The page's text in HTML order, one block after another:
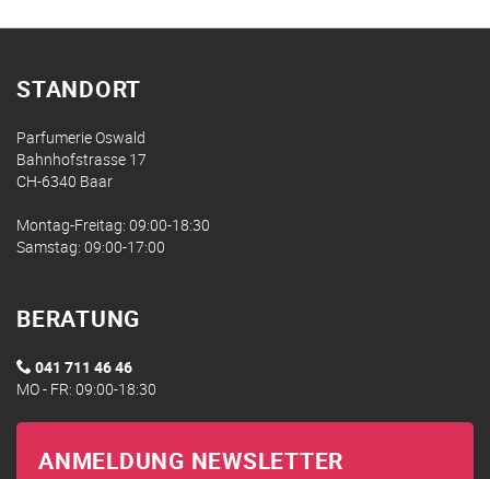
STANDORT
Parfumerie Oswald
Bahnhofstrasse 17
CH-6340 Baar
Montag-Freitag: 09:00-18:30
Samstag: 09:00-17:00
BERATUNG
041 711 46 46
MO - FR: 09:00-18:30
ANMELDUNG NEWSLETTER